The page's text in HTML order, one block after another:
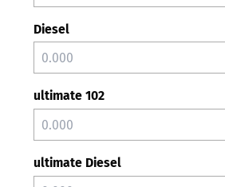
Diesel
ultimate 102
ultimate Diesel